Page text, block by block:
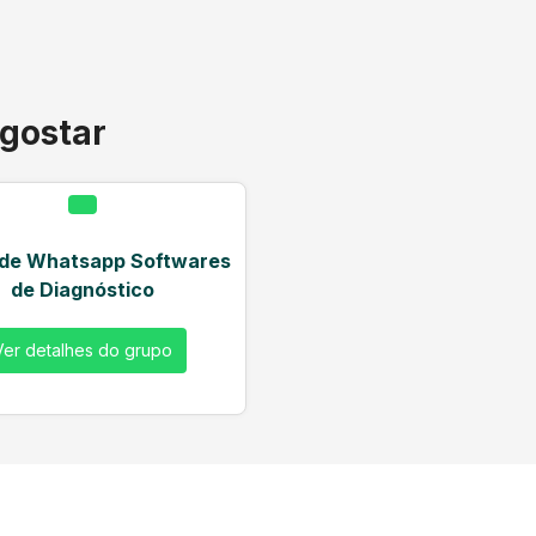
Whatsapp Softwares
de Diagnóstico
detalhes do grupo